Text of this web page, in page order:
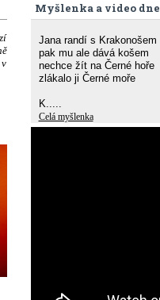
Myšlenka a video dne
Jana randí s Krakonošem
pak mu ale dává košem
nechce žít na Černé hoře
zlákalo ji Černé moře
K.....
Celá myšlenka